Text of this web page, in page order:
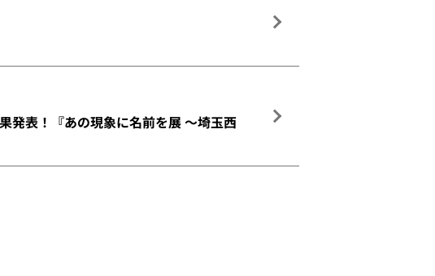
発表！『あの現象に名前を展 ～埼玉西